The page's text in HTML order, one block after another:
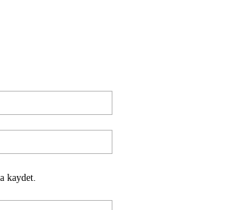
Posta:*
kaydet.